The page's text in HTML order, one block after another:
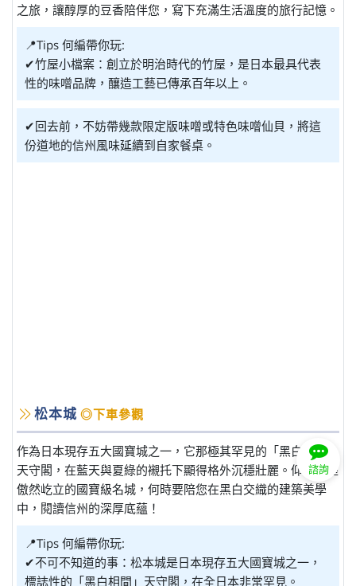
之旅，讓醇厚的豆香陪伴您，寫下充滿生活溫度的旅行記憶。
📍Tips 何編帶你玩:
✔竹屋小檔案：創立於明治時代的竹屋，是日本最具代表
性的味噌品牌，釀造工藝已傳承百年以上。
✔回去前，不妨帶幾款限定版味噌或特色味噌仙貝，將這
份道地的信州風味延續到自家餐桌。
松本城 ◎下車參觀
作為日本現存五大國寶城之一，它那極其罕見的「黑白相間」
天守閣，在藍天與夏綠的襯托下顯得格外沉穩壯麗。仰望這座
傲然屹立的國寶級名城，何時要陪您在黑白交織的建築美學
中，閱讀信州的深厚底蘊！
📍Tips 何編帶你玩:
✔不可不知道的事：松本城是日本現存五大國寶城之一，
標誌性的「黑白相間」天守閣，在全日本非常罕見。
諮詢